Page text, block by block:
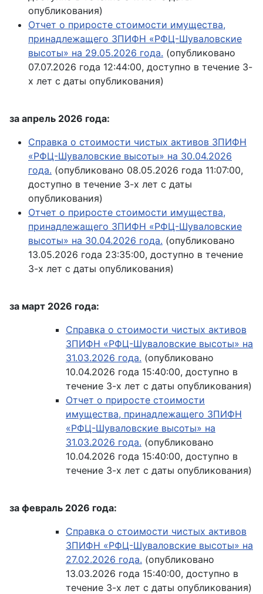
опубликования)
Отчет о приросте стоимости имущества,
принадлежащего ЗПИФН «РФЦ-Шуваловские
высоты» на 29.05.2026 года. (опубликовано
07.07.2026 года 12:44:00, доступно в течение 3-
х лет с даты опубликования)
за апрель 2026 года:
Справка о стоимости чистых активов ЗПИФН
«РФЦ-Шуваловские высоты» на 30.04.2026
года. (опубликовано 08.05.2026 года 11:07:00,
доступно в течение 3-х лет с даты
опубликования)
Отчет о приросте стоимости имущества,
принадлежащего ЗПИФН «РФЦ-Шуваловские
высоты» на 30.04.2026 года. (опубликовано
13.05.2026 года 23:35:00, доступно в течение
3-х лет с даты опубликования)
за март 2026 года:
Справка о стоимости чистых активов
ЗПИФН «РФЦ-Шуваловские высоты» на
31.03.2026 года. (опубликовано
10.04.2026 года 15:40:00, доступно в
течение 3-х лет с даты опубликования)
Отчет о приросте стоимости
имущества, принадлежащего ЗПИФН
«РФЦ-Шуваловские высоты» на
31.03.2026 года. (опубликовано
10.04.2026 года 15:40:00, доступно в
течение 3-х лет с даты опубликования)
за февраль 2026 года:
Справка о стоимости чистых активов
ЗПИФН «РФЦ-Шуваловские высоты» на
27.02.2026 года. (опубликовано
13.03.2026 года 15:40:00, доступно в
течение 3-х лет с даты опубликования)